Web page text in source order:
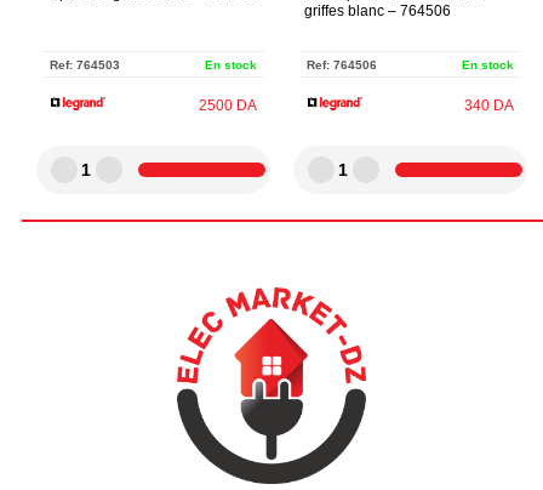
Ref: 764503 En stock
2500 DA
1
griffes blanc – 764506
Ref: 764506 En stock
340 DA
1